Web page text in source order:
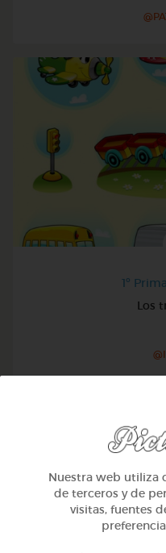
1º
Los
Nuestra web utiliza
de terceros y de
visitas, fuentes